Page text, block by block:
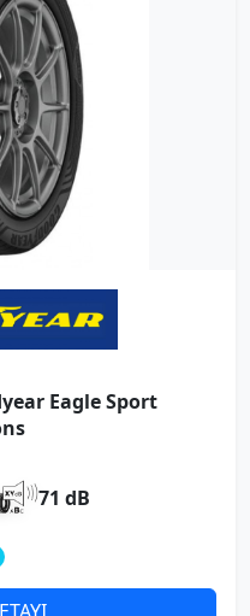
Eagle Sport
71 dB